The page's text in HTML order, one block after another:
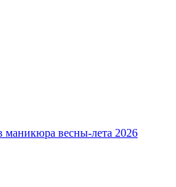
маникюра весны-лета 2026